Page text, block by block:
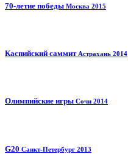
70-летие победы Москва 2015
Каспийский саммит Астрахань 2014
Олимпийские игры Сочи 2014
G20 Санкт-Петербург 2013